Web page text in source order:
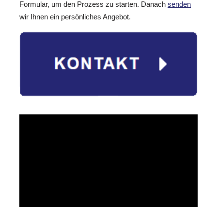
Formular, um den Prozess zu starten. Danach senden
wir Ihnen ein persönliches Angebot.